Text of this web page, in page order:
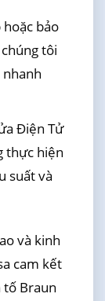
bảo
tôi
Điện Tử
thực hiện
suất và
và kinh
cam kết
tố Braun